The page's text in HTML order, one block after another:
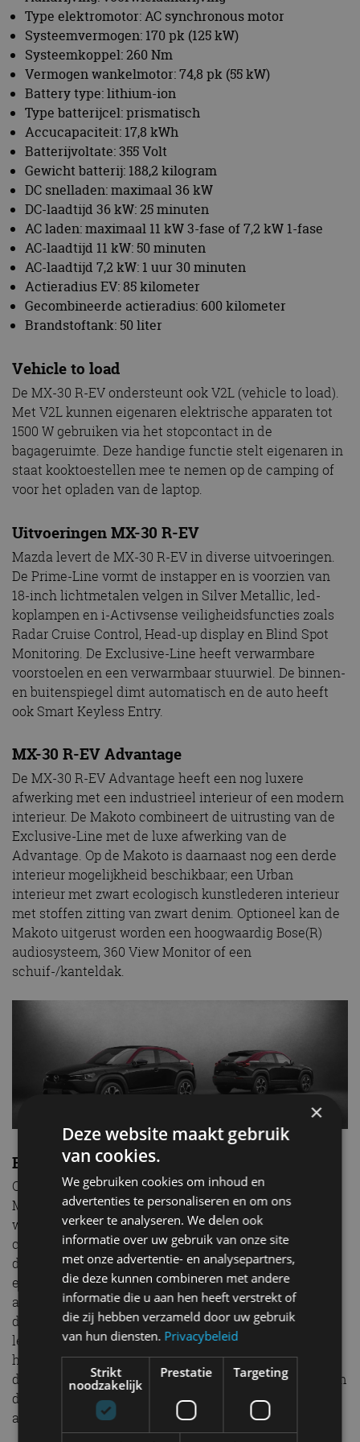
Type elektromotor: AC synchronous motor
Systeemvermogen: 170 pk (125 kW)
Systeemkoppel: 260 Nm
Vermogen wankelmotor: 74,8 pk (55 kW)
Battery type: lithium-ion
Type batterijcel: prismatisch
Accucapaciteit: 17,8 kWh
Batterijvoltate: 355 Volt
Gewicht batterij: 188,2 kilogram
DC snelladen: maximaal 36 kW
DC-laadtijd 36 kW: 25 minuten
AC laden: maximaal 11 kW 3-fase of 7,2 kW 1-fase
AC-laadtijd 11 kW: 50 minuten
AC-laadtijd 7,2 kW: 1 uur 30 minuten
Actieradius EV: 85 kilometer
Gecombineerde actieradius: 600 kilometer
Brandstoftank: 50 liter
Vehicle to load
De MX-30 R-EV ondersteunt ook V2L (vehicle to load).
Met V2L kunnen eigenaren elektrische apparaten tot
1500 W gebruiken via het stopcontact in de
bagageruimte. Deze handige functie stelt eigenaren in
staat kooktoestellen mee te nemen op de camping of
voor het opladen van de laptop.
Uitvoeringen MX-30 R-EV
Mazda levert de MX-30 R-EV in diverse uitvoeringen.
De Prime-Line vormt de instapper en is voorzien van
18-inch lichtmetalen velgen in Silver Metallic, led-
koplampen en i-Activsense veiligheidsfuncties zoals
Radar Cruise Control, Head-up display en Blind Spot
Monitoring. De Exclusive-Line heeft verwarmbare
voorstoelen en een verwarmbaar stuurwiel. De binnen-
en buitenspiegel dimt automatisch en de auto heeft
ook Smart Keyless Entry.
MX-30 R-EV Advantage
De MX-30 R-EV Advantage heeft een nog luxere
afwerking met een industrieel interieur of een modern
interieur. De Makoto combineert de uitrusting van de
Exclusive-Line met de luxe afwerking van de
Advantage. Op de Makoto is daarnaast nog een derde
interieur mogelijkheid beschikbaar; een Urban
interieur met zwart ecologisch kunstlederen interieur
met stoffen zitting van zwart denim. Optioneel kan de
Makoto uitgerust worden een hoogwaardig Bose(R)
audiosysteem, 360 View Monitor of een
schuif-/kanteldak.
Edition R
Om de terugkeer van de rotatiemotor te vieren, komt
Mazda met de Edition R. Mazda was de eerste ter
wereld die de rotatiemotor met twee rotors tot een
commercieel succes wist te maken. Kenmerken van
de Mazda MX-30 R-EV Edition R zijn de exclusieve
exterieurkleur in Jet Black met een Maroon Rouge
afwerking langs het dak. Een subtiele verwijzing naar
de eerste auto van Mazda, de Mazda R360, die ook
leverbaar was met een ‘Maroon Rouge’ afwerking van
het dak. De Edition R krijgt ook unieke
designelementen mee, zoals een rotorvormig embleem
dat in de vloermatten is genaaid en in reliëf is
aangebracht op de hoofdsteunen van de stoelen.
×
Deze website maakt gebruik
van cookies.
We gebruiken cookies om inhoud en
advertenties te personaliseren en om ons
verkeer te analyseren. We delen ook
informatie over uw gebruik van onze site
met onze advertentie- en analysepartners,
die deze kunnen combineren met andere
informatie die u aan hen heeft verstrekt of
die zij hebben verzameld door uw gebruik
van hun diensten. Privacybeleid
Strikt
noodzakelijk
Prestatie Targeting